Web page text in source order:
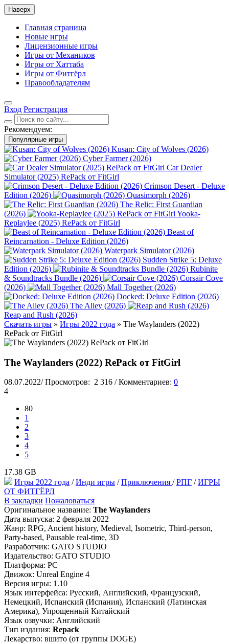
Наверх
Главная страница
Новые игры
Лицензионные игры
Игры от Механиков
Игры от Хаттаба
Игры от Фитгёрл
Правообладателям
Вход Регистрация
Рекомендуем:
Популярные игры
Kusan: City of Wolves (2026)
Cyber Farmer (2026)
Car Dealer
Simulator (2025) RePack от FitGirl
Crimson Desert - Deluxe
Edition (2026)
Quasimorph (2026)
The Relic: First Guardian
(2026)
Yooka-
Replaylee (2025) RePack от FitGirl
Beast of
Reincarnation - Deluxe Edition (2026)
Waterpark Simulator (2026)
Sudden Strike 5: Deluxe
Edition (2026)
Rubinite
& Soundtracks Bundle (2026)
Corsair Cove
(2026)
Mall Together (2026)
Docked: Deluxe Edition (2026)
The Alley (2026)
Reap and Rush (2026)
Скачать игры » Игры 2022 года » The Waylanders (2022)
RePack от FitGirl
The Waylanders (2022) RePack от FitGirl
08.07.2022/ Просмотров: 2 316 / Комментариев: 0
4
80
1
2
3
4
5
17.38 GB
Игры 2022 года /Инди игры /Приключения /РПГ /ИГРЫ
ОТ ФИТГЁРЛ
В закладки Пожаловаться
Оригинальное название: The Waylanders
Дата выпуска: 2 февраля 2022
Жанр: RPG, Ancient history, Mediеval, Isometric, Third-person,
Party-based, Pausable real-time, 3D
Разработчик: GATO STUDIO
Издательство: GATO STUDIO
Платформа: PC
Движок: Unreal Engine 4
Версия игры: 1.10
Язык интерфейса: Русский, Английский, Французский,
Немецкий, Испанский (Испания), Испанский (Латинская
Америка), Упрощенный Китайский
Язык озвучки: Английский
Тип издания: Repack
Лекарство: вшито (от группы DOGE)